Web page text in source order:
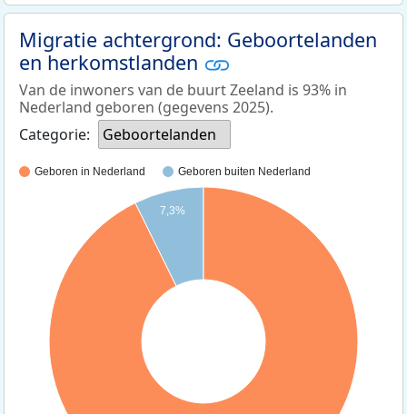
Migratie achtergrond: Geboortelanden
en herkomstlanden
Van de inwoners van de buurt Zeeland is 93% in
Nederland geboren (gegevens 2025).
Categorie:
Geboortelanden
Geboren in Nederland Geboren buiten Nederland
7,3%